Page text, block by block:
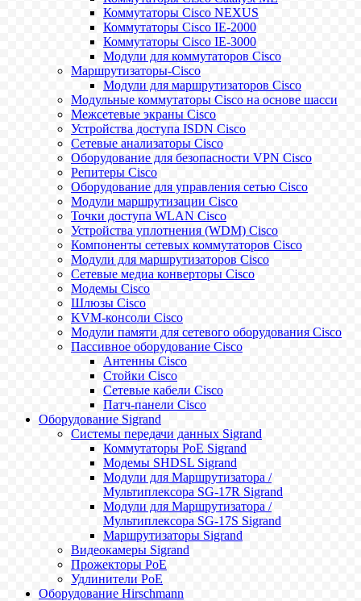
Коммутаторы Cisco NEXUS
Коммутаторы Cisco IE-2000
Коммутаторы Cisco IE-3000
Модули для коммутаторов Cisco
Маршрутизаторы-Cisco
Модули для маршрутизаторов Cisco
Модульные коммутаторы Cisco на основе шасси
Межсетевые экраны Cisco
Устройства доступа ISDN Cisco
Сетевые анализаторы Cisco
Оборудование для безопасности VPN Cisco
Репитеры Cisco
Оборудование для управления сетью Cisco
Модули маршрутизации Cisco
Точки доступа WLAN Cisco
Устройства уплотнения (WDM) Cisco
Компоненты сетевых коммутаторов Cisco
Модули для маршрутизаторов Cisco
Сетевые медиа конверторы Cisco
Модемы Cisco
Шлюзы Cisco
KVM-консоли Cisco
Модули памяти для сетевого оборудования Cisco
Пассивное оборудование Cisco
Антенны Cisco
Стойки Cisco
Сетевые кабели Cisco
Патч-панели Cisco
Оборудование Sigrand
Системы передачи данных Sigrand
Коммутаторы PoE Sigrand
Модемы SHDSL Sigrand
Модули для Маршрутизатора /
Мультиплексора SG-17R Sigrand
Модули для Маршрутизатора /
Мультиплексора SG-17S Sigrand
Маршрутизаторы Sigrand
Видеокамеры Sigrand
Прожекторы PoE
Удлинители PoE
Оборудование Hirschmann